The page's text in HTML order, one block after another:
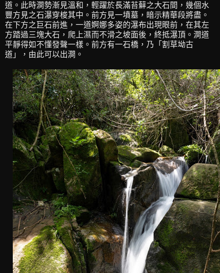
道。此時澗勢漸見溫和，輕躍於長滿苔蘚之大石間，幾個水
豐方見之石瀑穿梭其中。前方見一墳墓，暗示精華段將盡。
在下方之巨石前進，一道婀娜多姿的瀑布出現眼前，在其左
方踏過三塊大石，爬上濕而不滑之坡面後，終抵瀑頂。澗道
平靜得如不懂發聲一樣。前方有一石橋，乃「割草坳古
道」，由此可以出澗。